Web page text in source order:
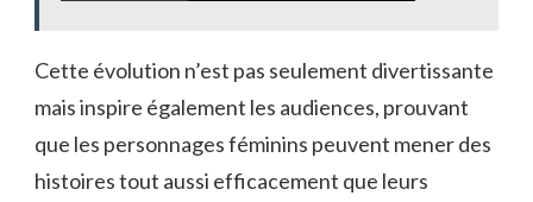
Cette évolution n’est pas seulement divertissante
mais inspire également les audiences, prouvant
que les personnages féminins peuvent mener des
histoires tout aussi efficacement que leurs